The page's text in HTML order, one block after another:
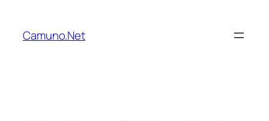
contenuto
Camuno.Net